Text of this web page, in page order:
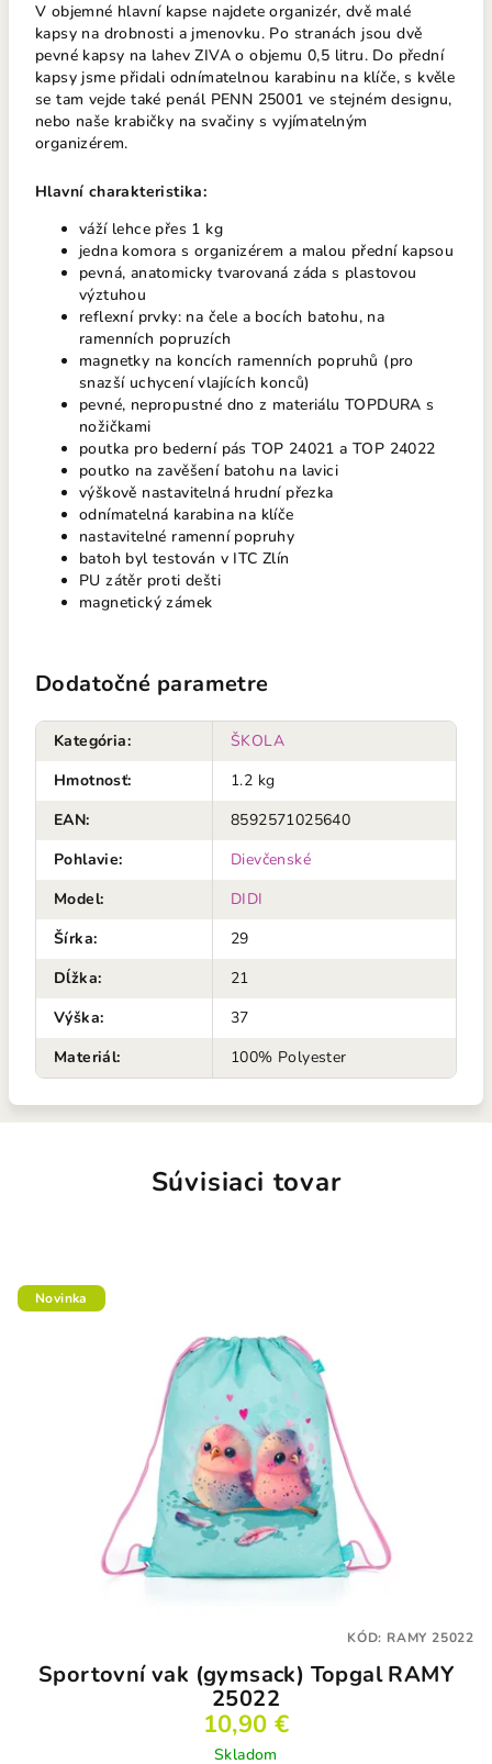
V objemné hlavní kapse najdete organizér, dvě malé
kapsy na drobnosti a jmenovku. Po stranách jsou dvě
pevné kapsy na lahev ZIVA o objemu 0,5 litru. Do přední
kapsy jsme přidali odnímatelnou karabinu na klíče, s kvěle
se tam vejde také penál PENN 25001 ve stejném designu,
nebo naše krabičky na svačiny s vyjímatelným
organizérem.
Hlavní charakteristika:
váží lehce přes 1 kg
jedna komora s organizérem a malou přední kapsou
pevná, anatomicky tvarovaná záda s plastovou
výztuhou
reflexní prvky: na čele a bocích batohu, na
ramenních popruzích
magnetky na koncích ramenních popruhů (pro
snazší uchycení vlajících konců)
pevné, nepropustné dno z materiálu TOPDURA s
nožičkami
poutka pro bederní pás TOP 24021 a TOP 24022
poutko na zavěšení batohu na lavici
výškově nastavitelná hrudní přezka
odnímatelná karabina na klíče
nastavitelné ramenní popruhy
batoh byl testován v ITC Zlín
PU zátěr proti dešti
magnetický zámek
Dodatočné parametre
Kategória:
ŠKOLA
Hmotnosť:
1.2 kg
EAN:
8592571025640
Pohlavie:
Dievčenské
Model:
DIDI
Šírka:
29
Dĺžka:
21
Výška:
37
Materiál: 100% Polyester
Súvisiaci tovar
Novinka
Sportovní vak (gymsack) Topgal RAMY
25022
10,90 €
Skladom
KÓD: RAMY 25022